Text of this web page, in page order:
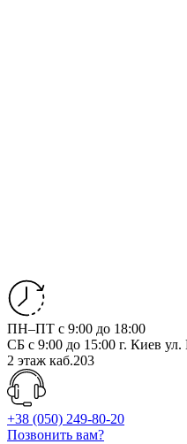
ПН–ПТ с 9:00 до 18:00
СБ с 9:00 до 15:00 г. Киев
2 этаж каб.203
+38 (050) 249-80-20
Позвонить вам?